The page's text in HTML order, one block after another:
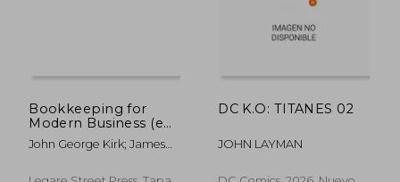
Bookkeeping for
Modern Business (en
Inglés)
John George Kirk; James
DC K.O: TITANES 02
JOHN LAYMAN